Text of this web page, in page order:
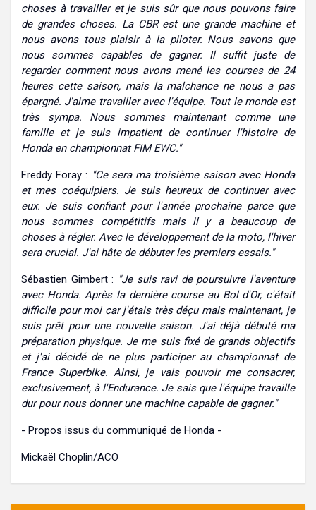
choses à travailler et je suis sûr que nous pouvons faire
de grandes choses. La CBR est une grande machine et
nous avons tous plaisir à la piloter. Nous savons que
nous sommes capables de gagner. Il suffit juste de
regarder comment nous avons mené les courses de 24
heures cette saison, mais la malchance ne nous a pas
épargné. J'aime travailler avec l'équipe. Tout le monde est
très sympa. Nous sommes maintenant comme une
famille et je suis impatient de continuer l'histoire de
Honda en championnat FIM EWC."
Freddy Foray : "Ce sera ma troisième saison avec Honda
et mes coéquipiers. Je suis heureux de continuer avec
eux. Je suis confiant pour l'année prochaine parce que
nous sommes compétitifs mais il y a beaucoup de
choses à régler. Avec le développement de la moto, l'hiver
sera crucial. J'ai hâte de débuter les premiers essais."
Sébastien Gimbert : "Je suis ravi de poursuivre l'aventure
avec Honda. Après la dernière course au Bol d'Or, c'était
difficile pour moi car j'étais très déçu mais maintenant, je
suis prêt pour une nouvelle saison. J'ai déjà débuté ma
préparation physique. Je me suis fixé de grands objectifs
et j'ai décidé de ne plus participer au championnat de
France Superbike. Ainsi, je vais pouvoir me consacrer,
exclusivement, à l'Endurance. Je sais que l'équipe travaille
dur pour nous donner une machine capable de gagner."
- Propos issus du communiqué de Honda -
Mickaël Choplin/ACO